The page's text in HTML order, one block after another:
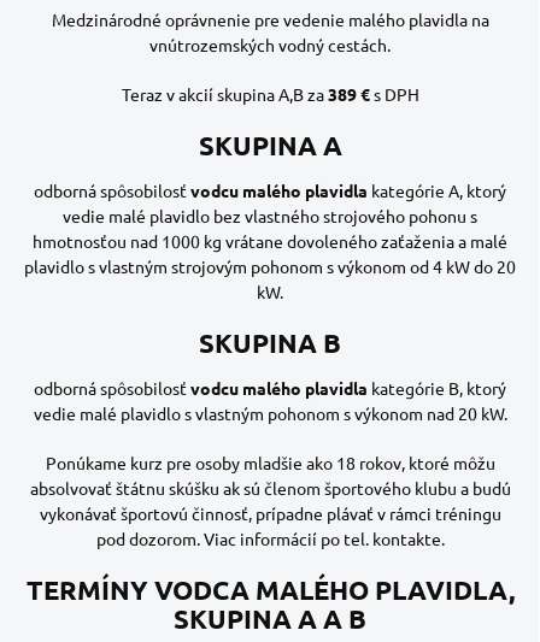
Medzinárodné oprávnenie pre vedenie malého plavidla na
vnútrozemských vodný cestách.
Teraz v akcií skupina A,B za389 €s DPH
SKUPINA A
odborná spôsobilosť vodcu malého plavidla kategórie A, ktorý
vedie malé plavidlo bez vlastného strojového pohonu s
hmotnosťou nad 1000 kg vrátane dovoleného zaťaženia a malé
plavidlo s vlastným strojovým pohonom s výkonom od 4 kW do 20
kW.
SKUPINA B
odborná spôsobilosť vodcu malého plavidla kategórie B, ktorý
vedie malé plavidlo s vlastným pohonom s výkonom nad 20 kW.
Ponúkame kurz pre osoby mladšie ako 18 rokov, ktoré môžu
absolvovať štátnu skúšku ak sú členom športového klubu a budú
vykonávať športovú činnosť, prípadne plávať v rámci tréningu
pod dozorom. Viac informácií po tel. kontakte.
TERMÍNY VODCA MALÉHO PLAVIDLA,
SKUPINA A A B